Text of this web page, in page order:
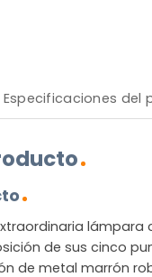
Especificaciones del
lámpara
de sus cinco
de metal marrón